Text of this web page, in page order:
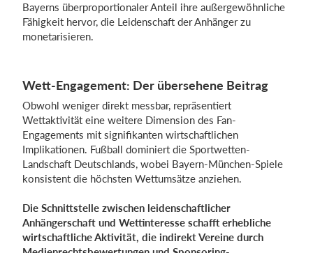
Bayerns überproportionaler Anteil ihre außergewöhnliche
Fähigkeit hervor, die Leidenschaft der Anhänger zu
monetarisieren.
Wett-Engagement: Der übersehene Beitrag
Obwohl weniger direkt messbar, repräsentiert
Wettaktivität eine weitere Dimension des Fan-
Engagements mit signifikanten wirtschaftlichen
Implikationen. Fußball dominiert die Sportwetten-
Landschaft Deutschlands, wobei Bayern-München-Spiele
konsistent die höchsten Wettumsätze anziehen.
Die Schnittstelle zwischen leidenschaftlicher
Anhängerschaft und Wettinteresse schafft erhebliche
wirtschaftliche Aktivität, die indirekt Vereine durch